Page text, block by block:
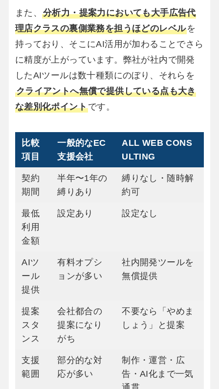
また、分析力・提案力においても大手広告代
理店クラスの裏側業務を担うほどのレベルを
持っており、そこにAI活用が加わることでさら
に精度が上がっています。弊社が社内で開発
したAIツールは数十種類にのぼり、それらを
クライアントへ無償で提供している点も大き
な差別化ポイントです。
比較
項目
一般的なEC
支援会社
ALL WEB CONS
ULTING
契約
期間
半年〜1年の
縛りあり
縛りなし・随時解
約可
最低
利用
金額
設定あり 設定なし
AIツ
ール
提供
有料オプシ
ョンが多い
社内開発ツールを
無償提供
提案
スタ
ンス
会社都合の
提案になり
がち
不要なら「やめま
しょう」と提案
支援
範囲
部分的な対
応が多い
制作・運営・広
告・AI化まで一気